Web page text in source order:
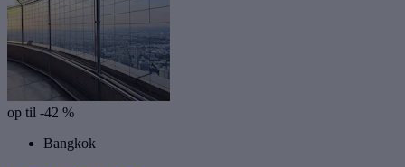
op til -42 %
Bangkok